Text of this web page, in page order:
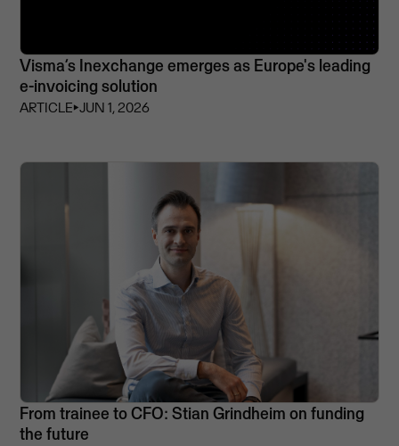
Visma’s Inexchange emerges as Europe's leading
e-invoicing solution
ARTICLE⏵JUN 1, 2026
From trainee to CFO: Stian Grindheim on funding
the future